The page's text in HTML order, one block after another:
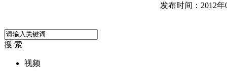
发布时间：2012年
搜 索
视频